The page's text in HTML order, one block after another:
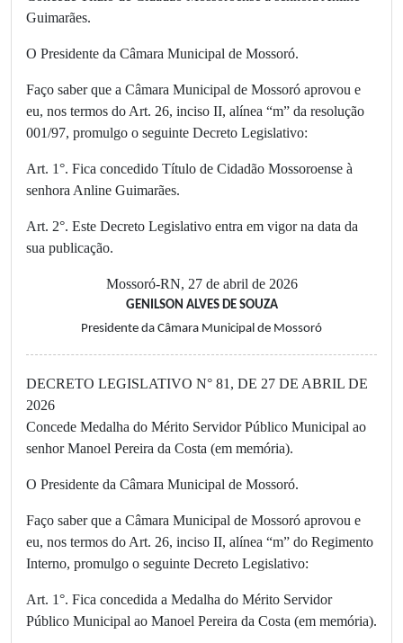
Guimarães.
O Presidente da Câmara Municipal de Mossoró.
Faço saber que a Câmara Municipal de Mossoró aprovou e
eu, nos termos do Art. 26, inciso II, alínea “m” da resolução
001/97, promulgo o seguinte Decreto Legislativo:
Art. 1°. Fica concedido Título de Cidadão Mossoroense à
senhora Anline Guimarães.
Art. 2°. Este Decreto Legislativo entra em vigor na data da
sua publicação.
Mossoró-RN, 27 de abril de 2026
GENILSON ALVES DE SOUZA
Presidente da Câmara Municipal de Mossoró
DECRETO LEGISLATIVO N° 81, DE 27 DE ABRIL DE
2026
Concede Medalha do Mérito Servidor Público Municipal ao
senhor Manoel Pereira da Costa (em memória).
O Presidente da Câmara Municipal de Mossoró.
Faço saber que a Câmara Municipal de Mossoró aprovou e
eu, nos termos do Art. 26, inciso II, alínea “m” do Regimento
Interno, promulgo o seguinte Decreto Legislativo:
Art. 1°. Fica concedida a Medalha do Mérito Servidor
Público Municipal ao Manoel Pereira da Costa (em memória).